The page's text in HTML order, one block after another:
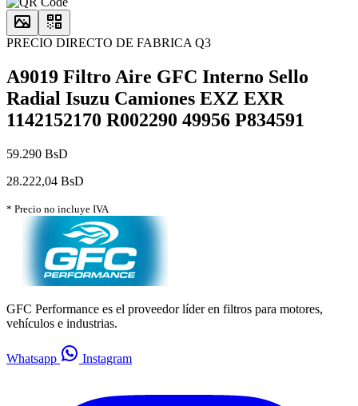
PRECIO DIRECTO DE FABRICA Q3
A9019 Filtro Aire GFC Interno Sello
Radial Isuzu Camiones EXZ EXR
1142152170 R002290 49956 P834591
59.290 BsD
28.222,04 BsD
* Precio no incluye IVA
GFC Performance es el proveedor líder en filtros para motores,
vehículos e industrias.
Whatsapp Instagram